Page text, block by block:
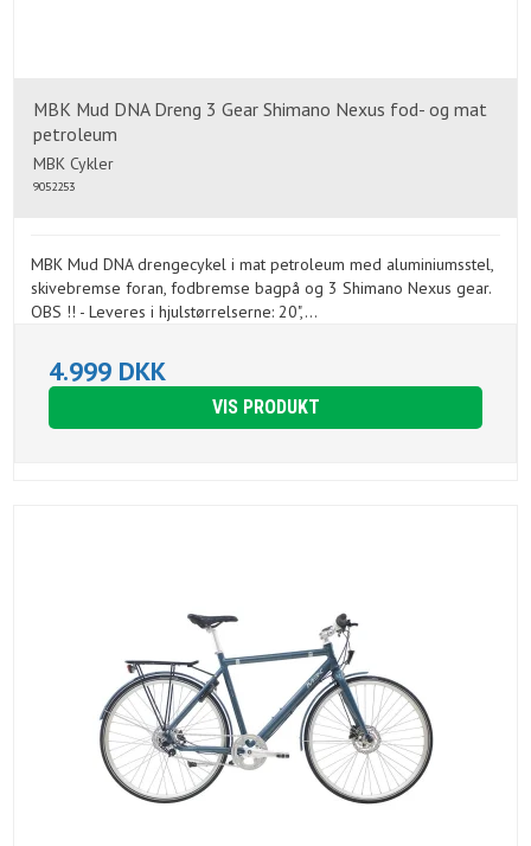
MBK Mud DNA Dreng 3 Gear Shimano Nexus fod- og mat
petroleum
MBK Cykler
9052253
MBK Mud DNA drengecykel i mat petroleum med aluminiumsstel,
skivebremse foran, fodbremse bagpå og 3 Shimano Nexus gear.
OBS !! - Leveres i hjulstørrelserne: 20",...
4.999 DKK
VIS PRODUKT